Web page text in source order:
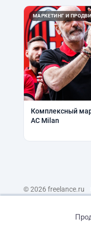
МАРКЕТИНГ И
Комплексный
AC Milan
© 2026 freelance.ru